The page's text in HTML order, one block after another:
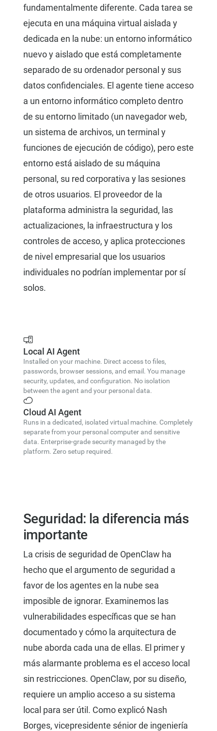
fundamentalmente diferente. Cada tarea se
ejecuta en una máquina virtual aislada y
dedicada en la nube: un entorno informático
nuevo y aislado que está completamente
separado de su ordenador personal y sus
datos confidenciales. El agente tiene acceso
a un entorno informático completo dentro
de su entorno limitado (un navegador web,
un sistema de archivos, un terminal y
funciones de ejecución de código), pero este
entorno está aislado de su máquina
personal, su red corporativa y las sesiones
de otros usuarios. El proveedor de la
plataforma administra la seguridad, las
actualizaciones, la infraestructura y los
controles de acceso, y aplica protecciones
de nivel empresarial que los usuarios
individuales no podrían implementar por sí
solos.
Local AI Agent
Installed on your machine. Direct access to files,
passwords, browser sessions, and email. You manage
security, updates, and configuration. No isolation
between the agent and your personal data.
Cloud AI Agent
Runs in a dedicated, isolated virtual machine. Completely
separate from your personal computer and sensitive
data. Enterprise-grade security managed by the
platform. Zero setup required.
Seguridad: la diferencia más
importante
La crisis de seguridad de OpenClaw ha
hecho que el argumento de seguridad a
favor de los agentes en la nube sea
imposible de ignorar. Examinemos las
vulnerabilidades específicas que se han
documentado y cómo la arquitectura de
nube aborda cada una de ellas. El primer y
más alarmante problema es el acceso local
sin restricciones. OpenClaw, por su diseño,
requiere un amplio acceso a su sistema
local para ser útil. Como explicó Nash
Borges, vicepresidente sénior de ingeniería